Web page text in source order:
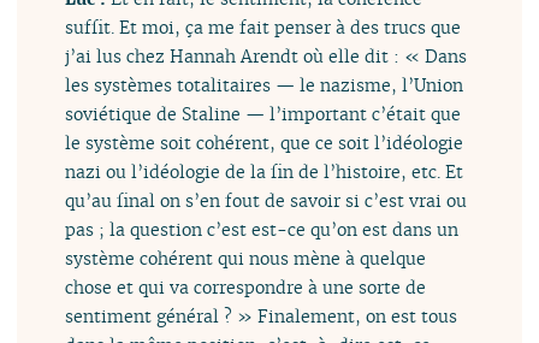
suffit. Et moi, ça me fait penser à des trucs que
j’ai lus chez Hannah Arendt où elle dit : « Dans
les systèmes totalitaires — le nazisme, l’Union
soviétique de Staline — l’important c’était que
le système soit cohérent, que ce soit l’idéologie
nazi ou l’idéologie de la fin de l’histoire, etc. Et
qu’au final on s’en fout de savoir si c’est vrai ou
pas ; la question c’est est-ce qu’on est dans un
système cohérent qui nous mène à quelque
chose et qui va correspondre à une sorte de
sentiment général ? » Finalement, on est tous